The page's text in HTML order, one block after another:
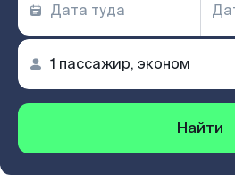
Найти